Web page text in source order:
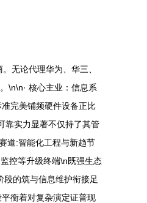
无论代理华为、华三、
\n\n· 核心主业：信息系
完美铺频硬件设备正比
靠实力显著不仅持了其管
道:智能化工程与新趋节
控等升级终端\n既强生态
的筑与信息维护衔接足
衡着对复杂演定证普现